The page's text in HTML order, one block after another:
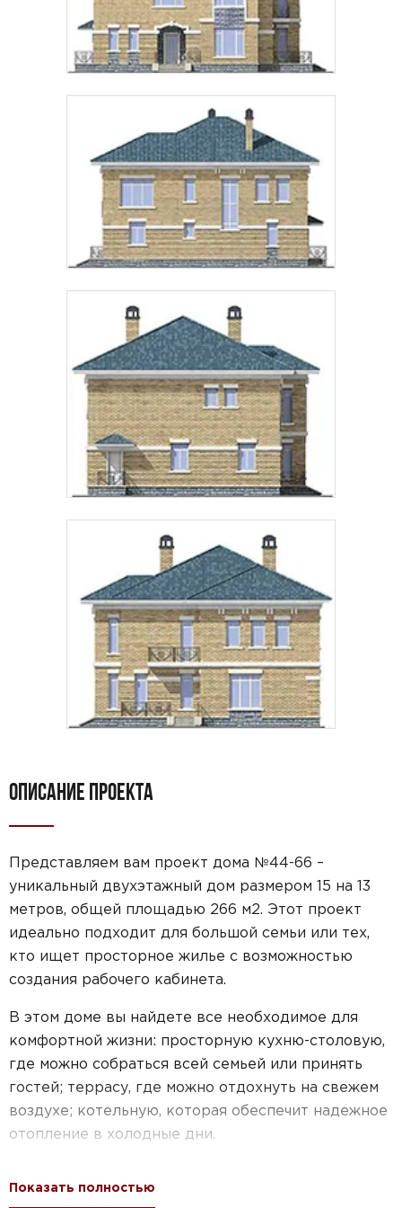
ОПИСАНИЕ ПРОЕКТА
Представляем вам проект дома №44-66 –
уникальный двухэтажный дом размером 15 на 13
метров, общей площадью 266 м2. Этот проект
идеально подходит для большой семьи или тех,
кто ищет просторное жилье с возможностью
создания рабочего кабинета.
В этом доме вы найдете все необходимое для
комфортной жизни: просторную кухню-столовую,
где можно собраться всей семьей или принять
гостей; террасу, где можно отдохнуть на свежем
воздухе; котельную, которая обеспечит надежное
отопление в холодные дни.
27,09 кв.м, где вы сможете наслаждаться
Показать полностью
Предпочтительный способ связи:
Звонок
Telegram MAX
согласие на обработку персональных данных
подтверждаю, что ознакомлен(а) с
политикой
обработки персональных данных.
Рассчитать стоимость